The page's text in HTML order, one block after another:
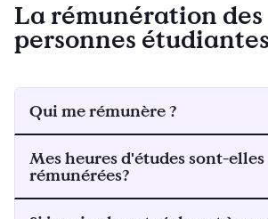
La rémunération des
personnes étudiantes
Qui me rémunère ?
Mes heures d'études sont-elles
rémunérées?